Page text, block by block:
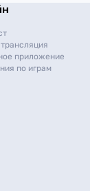
приложение
по играм